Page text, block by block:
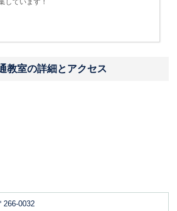
しています！
教室の詳細とアクセス
266-0032